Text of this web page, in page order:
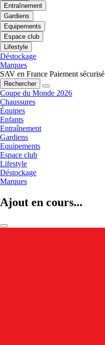
Entraînement
Gardiens
Equipements
Espace club
Lifestyle
Déstockage
Marques
SAV en France Paiement sécurisé
Rechercher
Coupe du Monde 2026
Chaussures
Équipes
Enfants
Entraînement
Gardiens
Equipements
Espace club
Lifestyle
Déstockage
Marques
Ajout en cours...